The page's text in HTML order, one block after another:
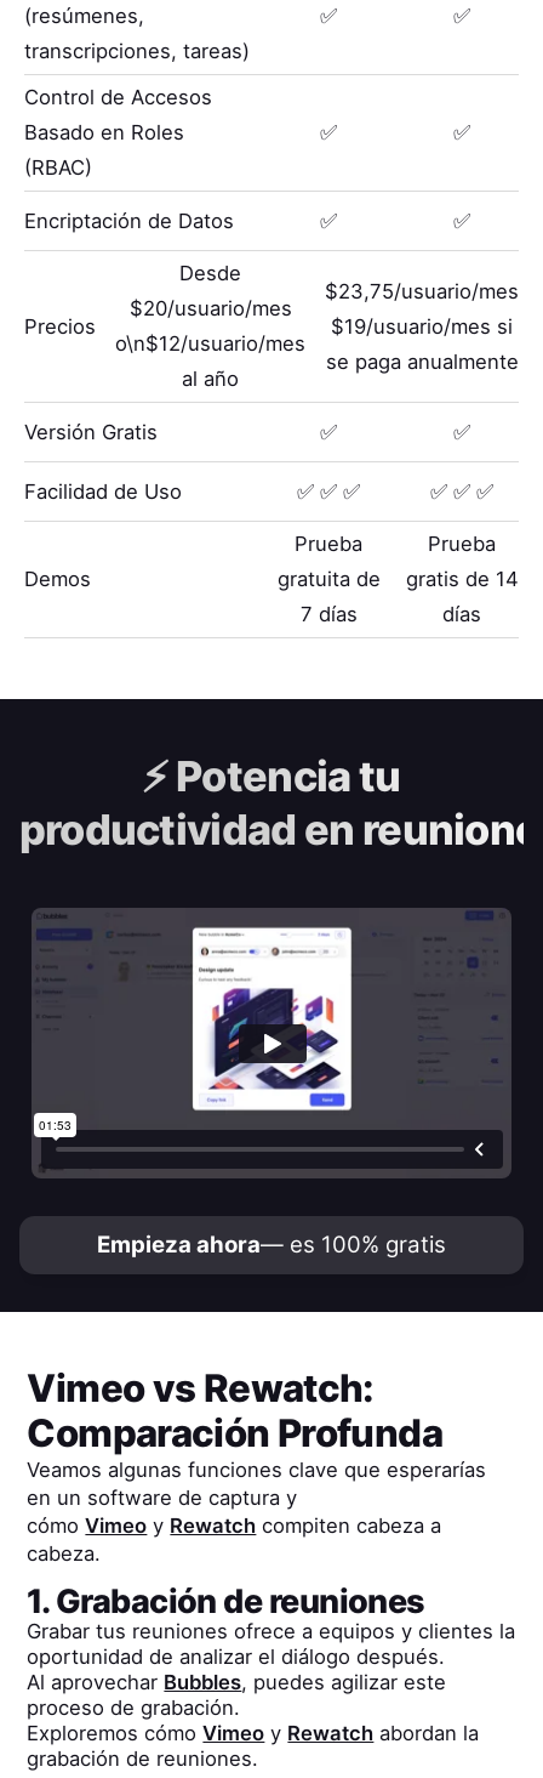
(resúmenes,
transcripciones, tareas)
✅ ✅
Control de Accesos
Basado en Roles
(RBAC)
✅ ✅
Encriptación de Datos ✅ ✅
Precios
Desde
$20/usuario/mes
o\n$12/usuario/mes
al año
$23,75/usuario/mes
$19/usuario/mes si
se paga anualmente
Versión Gratis ✅ ✅
Facilidad de Uso ✅ ✅ ✅ ✅ ✅ ✅
Demos
Prueba
gratuita de
7 días
Prueba
gratis de 14
días
⚡️Potencia tu
productividad en
Empieza ahora— es 100% gratis
Vimeovs Rewatch:
Comparación Profunda
Veamos algunas funciones clave que esperarías
en un software de captura y
cómoVimeo y Rewatch compiten cabeza a
cabeza.
1. Grabación de reuniones
Grabar tus reuniones ofrece a equipos y clientes la
oportunidad de analizar el diálogo después.
Al aprovechar Bubbles, puedes agilizar este
proceso de grabación.
Exploremos cómoVimeo y Rewatch abordan la
grabación de reuniones.